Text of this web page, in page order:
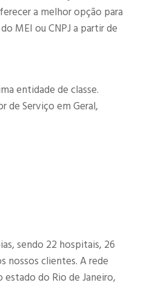
a melhor opção para
MEI ou CNPJ a partir de
entidade de classe.
de Serviço em Geral,
sendo 22 hospitais, 26
nossos clientes. A rede
estado do Rio de Janeiro,